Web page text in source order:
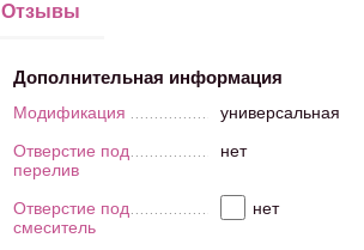
Отзывы
Дополнительная информация
Модификация
универсальная
Отверстие под
перелив
нет
Отверстие под
смеситель
нет